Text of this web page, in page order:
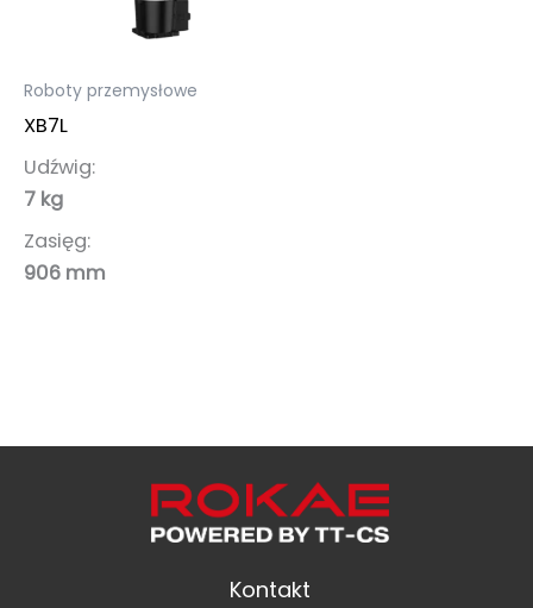
Roboty przemysłowe
XB7L
Udźwig:
7 kg
Zasięg:
906 mm
Kontakt